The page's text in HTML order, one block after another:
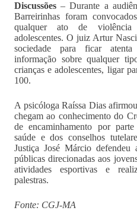
Discussões – Durante a
Barreirinhas foram
qualquer ato de
adolescentes. O juiz Artur
sociedade para ficar
informação sobre qualquer
crianças e adolescentes, ligar
100.
A psicóloga Raíssa Dias
chegam ao conhecimento do
de encaminhamento por
saúde e dos conselhos
Justiça José Márcio defendeu
públicas direcionadas aos
atividades esportivas e
palestras.
Fonte: CGJ-MA